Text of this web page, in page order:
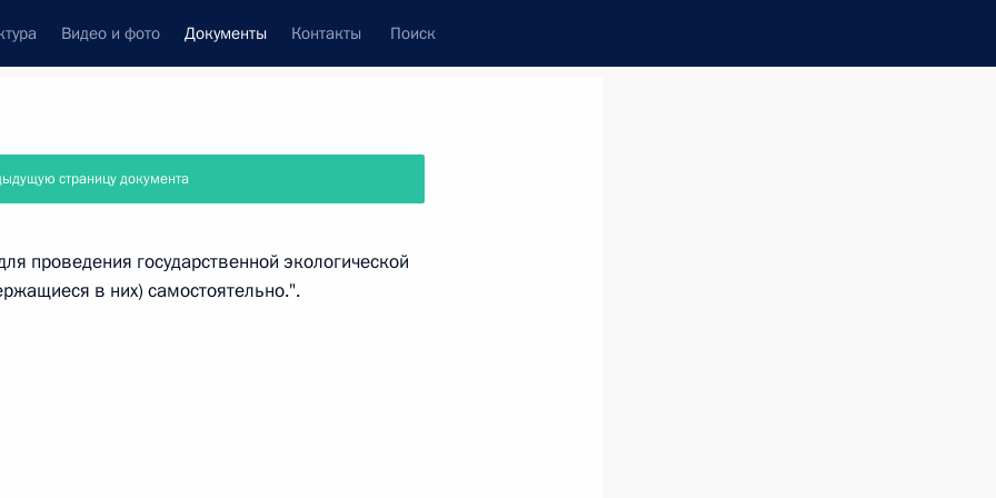
Видео и фото Документы Контакты Поиск
страницу документа
проведения государственной экологической
в них) самостоятельно.".